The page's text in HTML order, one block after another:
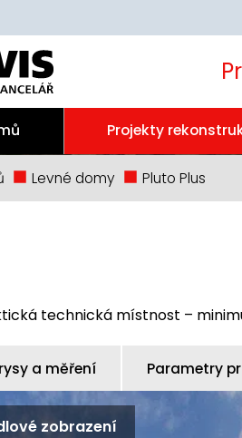
Projekty
Levné domy Pluto Plus
technická místnost –
a měření Parametry
zobrazení